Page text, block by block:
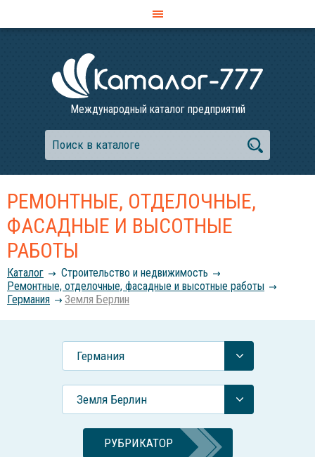
Международный каталог предприятий
РЕМОНТНЫЕ, ОТДЕЛОЧНЫЕ,
ФАСАДНЫЕ И ВЫСОТНЫЕ
РАБОТЫ
Каталог
Строительство и недвижимость
Ремонтные, отделочные, фасадные и высотные работы
Германия
Земля Берлин
Германия
Земля Берлин
РУБРИКАТОР